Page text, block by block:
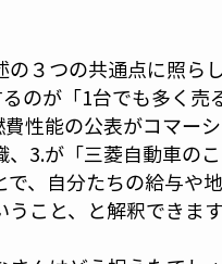
の３つの共通点に照ら
のが「1台でも多く売
費性能の公表がコマー
、3.が「三菱自動車の
で、自分たちの給与や
こと、と解釈できます